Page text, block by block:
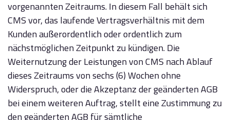
vorgenannten Zeitraums. In diesem Fall behält sich
CMS vor, das laufende Vertragsverhältnis mit dem
Kunden außerordentlich oder ordentlich zum
nächstmöglichen Zeitpunkt zu kündigen. Die
Weiternutzung der Leistungen von CMS nach Ablauf
dieses Zeitraums von sechs (6) Wochen ohne
Widerspruch, oder die Akzeptanz der geänderten AGB
bei einem weiteren Auftrag, stellt eine Zustimmung zu
den geänderten AGB für sämtliche